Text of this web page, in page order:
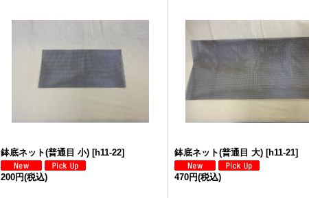
鉢底ネット(普通目 小) [h11-22]
200円(税込)
鉢底ネット(普通目 大) [h11-21]
470円(税込)